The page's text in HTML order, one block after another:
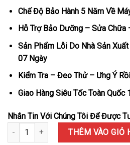
Chế Độ Bảo Hành 5 Năm Về
Hỗ Trợ Bảo Dưỡng – Sửa Chữa
Sản Phẩm Lỗi Do Nhà Sản
07 Ngày
Kiểm Tra – Đeo Thử – Ưng Ý
Giao Hàng Siêu Tốc Toàn Quốc
Nhắn Tin Với Chúng Tôi Để Được
Đồng Hồ Hublot Big BangTHÊM VÀO GIỎ